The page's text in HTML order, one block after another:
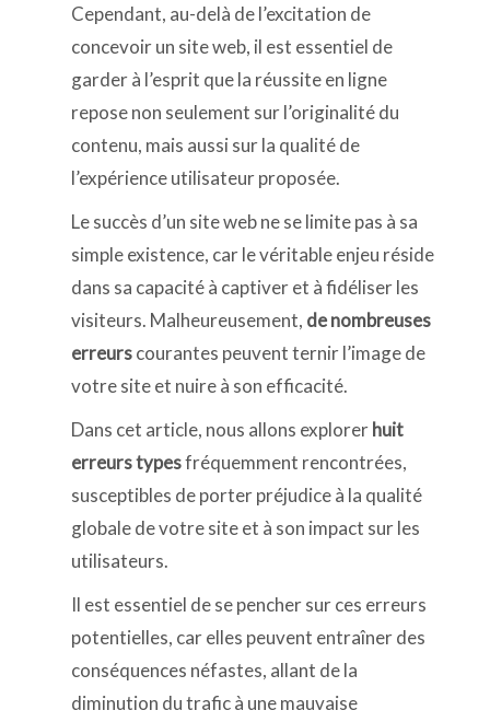
Cependant, au-delà de l’excitation de
concevoir un site web, il est essentiel de
garder à l’esprit que la réussite en ligne
repose non seulement sur l’originalité du
contenu, mais aussi sur la qualité de
l’expérience utilisateur proposée.
Le succès d’un site web ne se limite pas à sa
simple existence, car le véritable enjeu réside
dans sa capacité à captiver et à fidéliser les
visiteurs. Malheureusement, de nombreuses
erreurscourantes peuvent ternir l’image de
votre site et nuire à son efficacité.
Dans cet article, nous allons explorerhuit
erreurs typesfréquemment rencontrées,
susceptibles de porter préjudice à la qualité
globale de votre site et à son impact sur les
utilisateurs.
Il est essentiel de se pencher sur ces erreurs
potentielles, car elles peuvent entraîner des
conséquences néfastes, allant de la
diminution du trafic à une mauvaise